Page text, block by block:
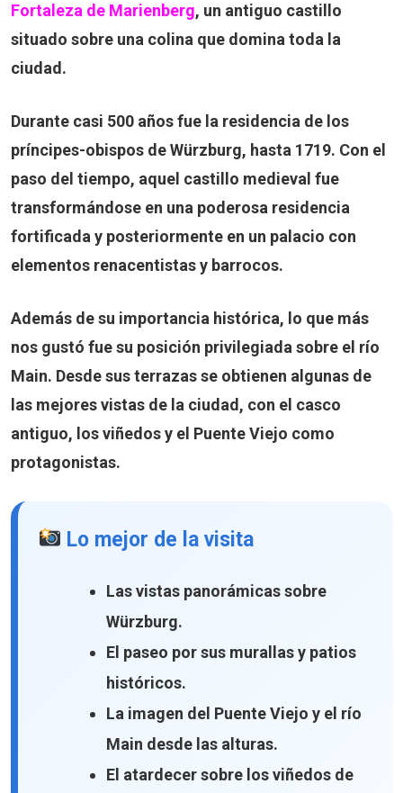
Fortaleza de Marienberg, un antiguo castillo
situado sobre una colina que domina toda la
ciudad.
Durante casi 500 años fue la residencia de los
príncipes-obispos de Würzburg, hasta 1719. Con el
paso del tiempo, aquel castillo medieval fue
transformándose en una poderosa residencia
fortificada y posteriormente en un palacio con
elementos renacentistas y barrocos.
Además de su importancia histórica, lo que más
nos gustó fue su posición privilegiada sobre el río
Main. Desde sus terrazas se obtienen algunas de
las mejores vistas de la ciudad, con el casco
antiguo, los viñedos y el Puente Viejo como
protagonistas.
Lo mejor de la visita
Las vistas panorámicas sobre
Würzburg.
El paseo por sus murallas y patios
históricos.
La imagen del Puente Viejo y el río
Main desde las alturas.
El atardecer sobre los viñedos de